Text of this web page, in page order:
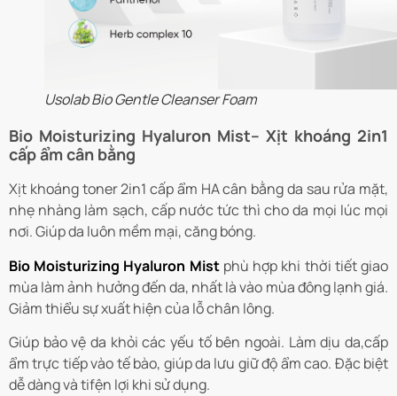
Usolab Bio Gentle Cleanser Foam
Bio Moisturizing Hyaluron Mist– Xịt khoáng 2in1
cấp ẩm cân bằng
Xịt khoáng toner 2in1 cấp ẩm HA cân bằng da sau rửa mặt,
nhẹ nhàng làm sạch, cấp nước tức thì cho da mọi lúc mọi
nơi. Giúp da luôn mềm mại, căng bóng.
Bio Moisturizing Hyaluron Mistphù hợp khi thời tiết giao
mùa làm ảnh hưởng đến da, nhất là vào mùa đông lạnh giá.
Giảm thiểu sự xuất hiện của lỗ chân lông.
Giúp bảo vệ da khỏi các yếu tố bên ngoài. Làm dịu da,cấp
ẩm trực tiếp vào tế bào, giúp da lưu giữ độ ẩm cao. Đặc biệt
dễ dàng và tifện lợi khi sử dụng.